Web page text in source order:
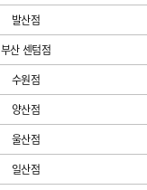
발산점
부산 센텀점
수원점
양산점
울산점
일산점